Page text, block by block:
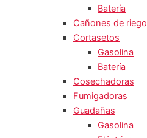
Batería
Cañones de riego
Cortasetos
Gasolina
Batería
Cosechadoras
Fumigadoras
Guadañas
Gasolina